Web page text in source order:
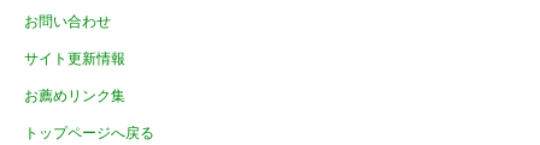
お問い合わせ
サイト更新情報
お薦めリンク集
トップページへ戻る